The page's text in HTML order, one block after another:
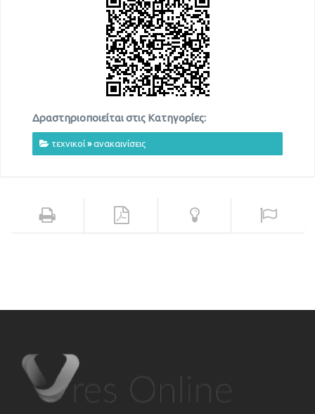
Δραστηριοποιείται στις Κατηγορίες:
τεχνικοί »ανακαινίσεις